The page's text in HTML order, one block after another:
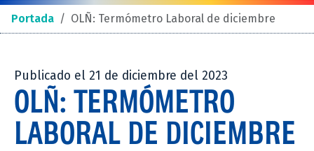
Portada / OLÑ: Termómetro Laboral de diciembre
Publicado el 21 de diciembre del 2023
OLÑ: TERMÓMETRO
LABORAL DE DICIEMBRE